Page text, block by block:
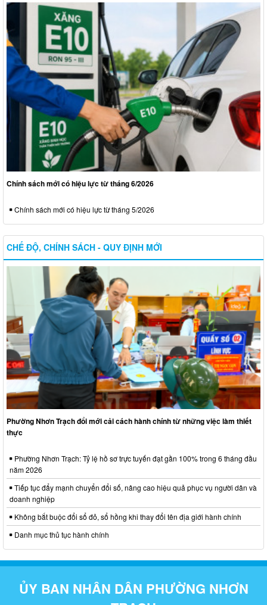
Chính sách mới có hiệu lực từ tháng 6/2026
Chính sách mới có hiệu lực từ tháng 5/2026
CHẾ ĐỘ, CHÍNH SÁCH - QUY ĐỊNH MỚI
Phường Nhơn Trạch đổi mới cải cách hành chính từ những việc làm thiết
thực
Phường Nhơn Trạch: Tỷ lệ hồ sơ trực tuyến đạt gần 100% trong 6 tháng đầu
năm 2026
Tiếp tục đẩy mạnh chuyển đổi số, nâng cao hiệu quả phục vụ người dân và
doanh nghiệp
Không bắt buộc đổi sổ đỏ, sổ hồng khi thay đổi tên địa giới hành chính
Danh mục thủ tục hành chính
ỦY BAN NHÂN DÂN PHƯỜNG NHƠN